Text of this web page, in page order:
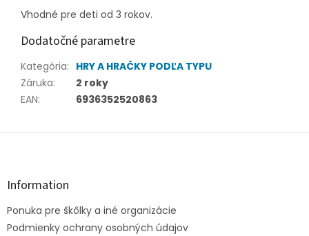
Vhodné pre deti od 3 rokov.
Dodatočné parametre
Kategória: HRY A HRAČKY PODĽA TYPU
Záruka:
2 roky
EAN: 6936352520863
Z
Information
Ponuka pre škôlky a iné organizácie
Podmienky ochrany osobných údajov